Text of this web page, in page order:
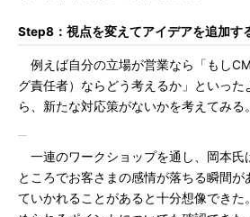
Step8：視点を変えてアイデアを追加す
例えば自分の立場が営業なら「もし
グ責任者）ならどう考えるか」といっ
ら、新たな対応策がないかを考えてみる。
一連のワークショップを通し、岡本氏
ところでお客さまの感情が落ちる瞬間が
ていかれることがあると十分想像できた